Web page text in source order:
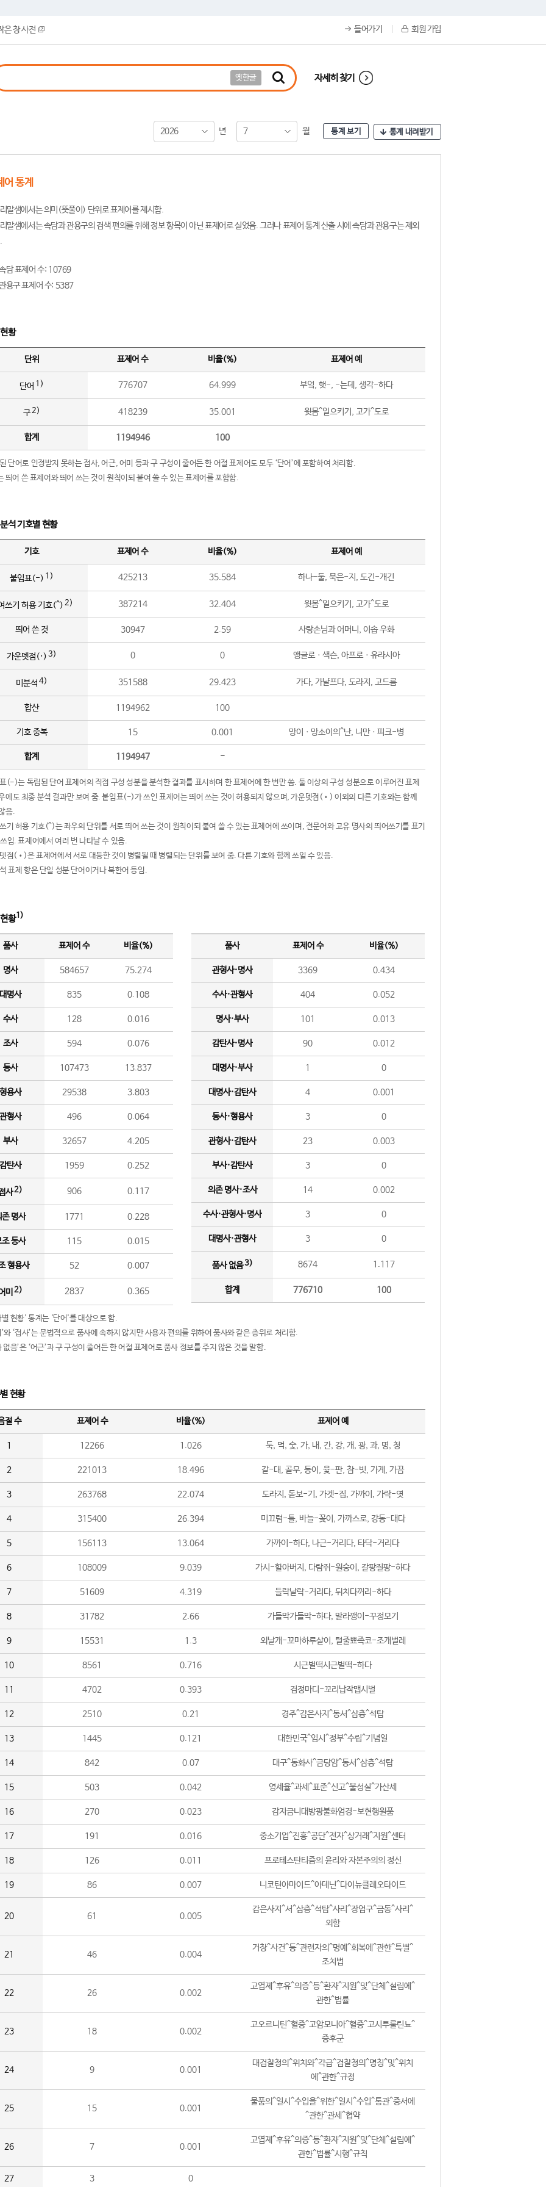
은 창 사전 들어가기 회원 가입
옛한글 자세히 찾기
2026 년 7 월 통계 보기 통계 내려받기
어 통계
말샘에서는 의미(뜻풀이) 단위로 표제어를 제시함.
말샘에서는 속담과 관용구의 검색 편의를 위해 정보 항목이 아닌 표제어로 실었음. 그러나 표제어 통계 산출 시에 속담과 관용구는 제외
담 표제어 수: 10769
용구 표제어 수: 5387
황
단위 표제어 수 비율(%) 표제어 예
단어 1) 776707 64.999 부엌, 햇-, -는데, 생각-하다
구2) 418239 35.001 윗몸^일으키기, 고가^도로
합계 1194946 100
단어로 인정받지 못하는 접사, 어근, 어미 등과 구 구성이 줄어든 한 어절 표제어도 모두 ‘단어’에 포함하여 처리함.
띄어 쓴 표제어와 띄어 쓰는 것이 원칙이되 붙여 쓸 수 있는 표제어를 포함함.
석 기호별 현황
기호 표제어 수 비율(%) 표제어 예
붙임표(-) 1) 425213 35.584 하나-둘, 묵은-지, 도긴-개긴
쓰기 허용 기호(^) 2) 387214 32.404 윗몸^일으키기, 고가^도로
띄어 쓴 것 30947 2.59 사랑손님과 어머니, 이솝 우화
가운뎃점(·) 3) 0 0 앵글로ㆍ색슨, 아프로ㆍ유라시아
미분석 4) 351588 29.423 가다, 가냘프다, 도라지, 고드름
합산 1194962 100
기호 중복 15 0.001 망이ㆍ망소이의^난, 니만ㆍ피크-병
합계 1194947 -
(-)는 독립된 단어 표제어의 직접 구성 성분을 분석한 결과를 표시하며 한 표제어에 한 번만 씀. 둘 이상의 구성 성분으로 이루어진 표제
에도 최종 분석 결과만 보여 줌. 붙임표(-)가 쓰인 표제어는 띄어 쓰는 것이 허용되지 않으며, 가운뎃점(•) 이외의 다른 기호와는 함께
음.
기 허용 기호(^)는 좌우의 단위를 서로 띄어 쓰는 것이 원칙이되 붙여 쓸 수 있는 표제어에 쓰이며, 전문어와 고유 명사의 띄어쓰기를 표기
임. 표제어에서 여러 번 나타날 수 있음.
점(•)은 표제어에서 서로 대등한 것이 병렬될 때 병렬되는 단위를 보여 줌. 다른 기호와 함께 쓰일 수 있음.
표제 항은 단일 성분 단어이거나 북한어 등임.
황1)
품사 표제어 수 비율(%)
명사 584657 75.274
명사 835 0.108
수사 128 0.016
조사 594 0.076
동사 107473 13.837
용사 29538 3.803
형사 496 0.064
부사 32657 4.205
탄사 1959 0.252
사2) 906 0.117
존 명사 1771 0.228
조 동사 115 0.015
형용사 52 0.007
미 2) 2837 0.365
품사 표제어 수 비율(%)
관형사·명사 3369 0.434
수사·관형사 404 0.052
명사·부사 101 0.013
감탄사·명사 90 0.012
대명사·부사 1 0
대명사·감탄사 4 0.001
동사·형용사 3 0
관형사·감탄사 23 0.003
부사·감탄사 3 0
의존 명사·조사 14 0.002
수사·관형사·명사 3 0
대명사·관형사 3 0
품사 없음3) 8674 1.117
합계 776710 100
현황' 통계는 '단어'를 대상으로 함.
와 ‘접사’는 문법적으로 품사에 속하지 않지만 사용자 편의를 위하여 품사와 같은 층위로 처리함.
없음’은 ‘어근’과 구 구성이 줄어든 한 어절 표제어로 품사 정보를 주지 않은 것을 말함.
현황
절 수 표제어 수 비율(%) 표제어 예
1 12266 1.026 둑, 먹, 숯, 가, 내, 간, 강, 개, 광, 과, 명, 청
2 221013 18.496 갈-대, 골무, 동이, 윷-판, 참-빗, 가게, 가끔
3 263768 22.074 도라지, 돋보-기, 가겟-집, 가까이, 가락-엿
4 315400 26.394 미끄럼-틀, 바늘-꽂이, 가까스로, 강동-대다
5 156113 13.064 가까이-하다, 나근-거리다, 타닥-거리다
6 108009 9.039 가시-할아버지, 다람쥐-원숭이, 갈팡질팡-하다
7 51609 4.319 들락날락-거리다, 뒤치다꺼리-하다
8 31782 2.66 가들막가들막-하다, 말라깽이-꾸정모기
9 15531 1.3 외날개-꼬마하루살이, 털줄뾰족코-조개벌레
10 8561 0.716 시근벌떡시근벌떡-하다
11 4702 0.393 검정마디-꼬리납작맵시벌
12 2510 0.21 경주^감은사지^동서^삼층^석탑
13 1445 0.121 대한민국^임시^정부^수립^기념일
14 842 0.07 대구^동화사^금당암^동서^삼층^석탑
15 503 0.042 영세율^과세^표준^신고^불성실^가산세
16 270 0.023 감지금니대방광불화엄경-보현행원품
17 191 0.016 중소기업^진흥^공단^전자^상거래^지원^센터
18 126 0.011 프로테스탄티즘의 윤리와 자본주의의 정신
19 86 0.007 니코틴아마이드^아데닌^다이뉴클레오타이드
20 61 0.005
감은사지^서^삼층^석탑^사리^장엄구^금동^사리^
외함
21 46 0.004
거창^사건^등^관련자의^명예^회복에^관한^특별^
조치법
22 26 0.002
고엽제^후유^의증^등^환자^지원^및^단체^설립에^
관한^법률
23 18 0.002
고오르니틴^혈증^고암모니아^혈증^고시투룰린뇨^
증후군
24 9 0.001
대검찰청의^위치와^각급^검찰청의^명칭^및^위치
에^관한^규정
25 15 0.001
물품의^일시^수입을^위한^일시^수입^통관^증서에
^관한^관세^협약
26 7 0.001
고엽제^후유^의증^등^환자^지원^및^단체^설립에^
관한^법률^시행^규칙
27 3 0